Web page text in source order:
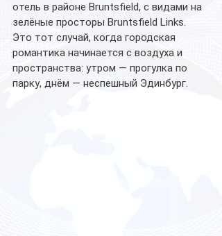
отель в районе Bruntsfield, с видами на
зелёные просторы Bruntsfield Links.
Это тот случай, когда городская
романтика начинается с воздуха и
пространства: утром — прогулка по
парку, днём — неспешный Эдинбург.